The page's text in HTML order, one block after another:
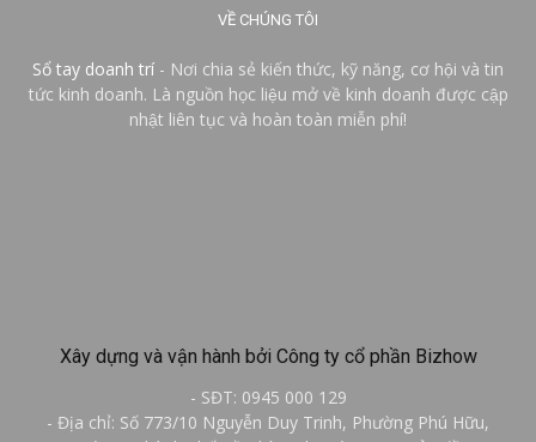
VỀ CHÚNG TÔI
Sổ tay doanh trí - Nơi chia sẻ kiến thức, kỹ năng, cơ hội và tin
tức kinh doanh. Là nguồn học liệu mở về kinh doanh được cập
nhật liên tục và hoàn toàn miễn phí!
Xây dựng và vận hành bởi Công ty cổ phần Bizhow
- SĐT: 0945 000 129
- Địa chỉ: Số 773/10 Nguyễn Duy Trinh, Phường Phú Hữu,